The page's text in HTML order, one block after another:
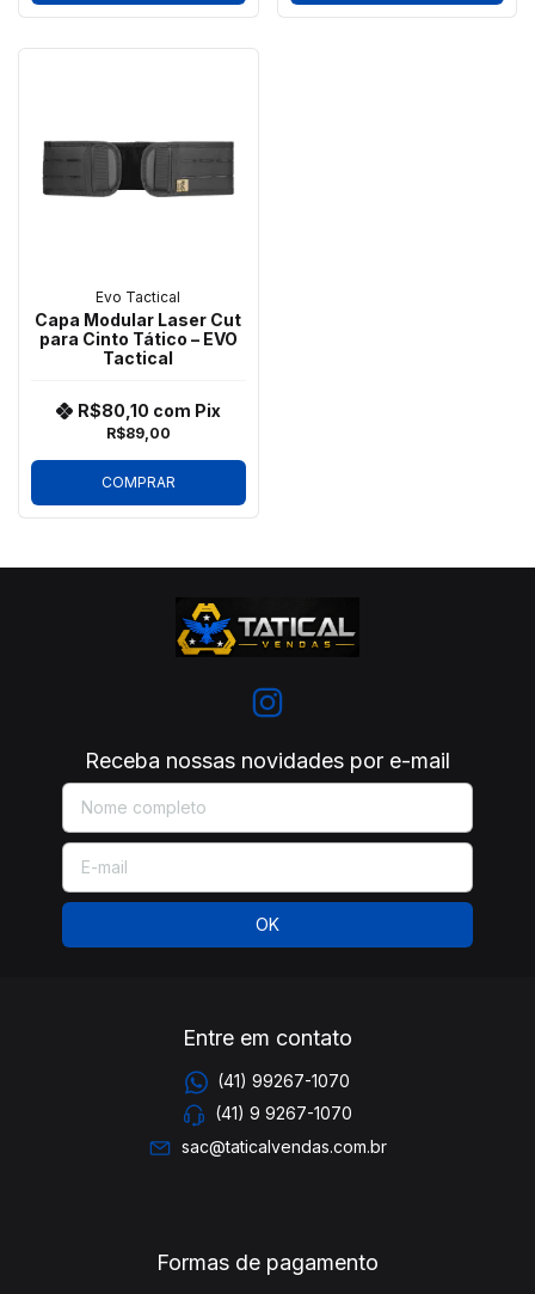
Evo Tactical
Capa Modular Laser Cut
para Cinto Tático – EVO
Tactical
R$89,00
R$80,10 com Pix
COMPRAR
Receba nossas novidades por e-mail
Entre em contato
(41) 99267-1070
(41) 9 9267-1070
sac@taticalvendas.com.br
Formas de pagamento